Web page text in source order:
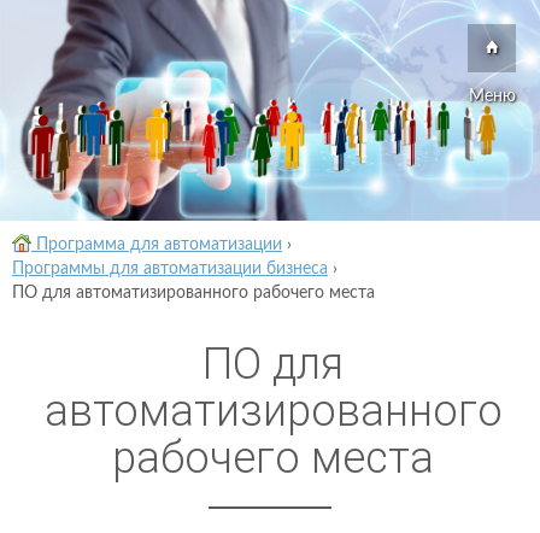
Меню
Программа для автоматизации ›
Программы для автоматизации бизнеса ›
ПО для автоматизированного рабочего места
ПО для
автоматизированного
рабочего места